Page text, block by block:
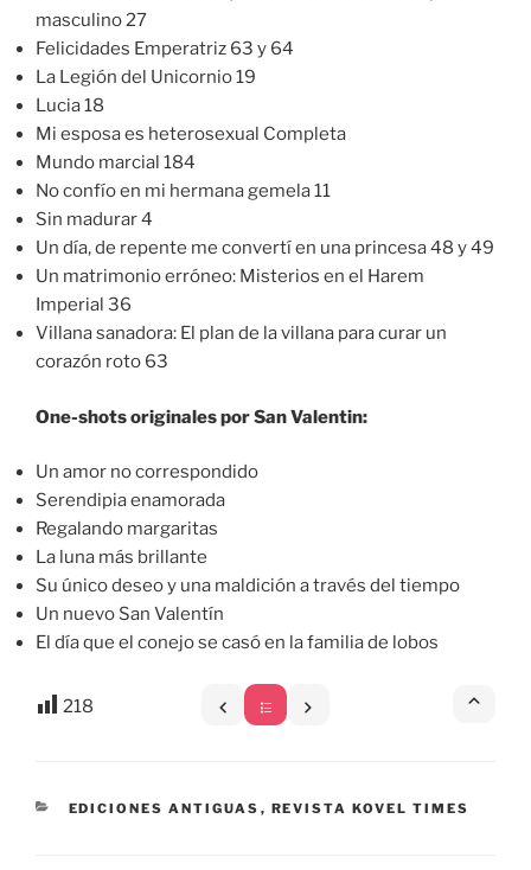
masculino 27
Felicidades Emperatriz 63 y 64
La Legión del Unicornio 19
Lucia 18
Mi esposa es heterosexual Completa
Mundo marcial 184
No confío en mi hermana gemela 11
Sin madurar 4
Un día, de repente me convertí en una princesa 48 y 49
Un matrimonio erróneo: Misterios en el Harem
Imperial 36
Villana sanadora: El plan de la villana para curar un
corazón roto 63
One-shots originales por San Valentin:
Un amor no correspondido
Serendipia enamorada
Regalando margaritas
La luna más brillante
Su único deseo y una maldición a través del tiempo
Un nuevo San Valentín
El día que el conejo se casó en la familia de lobos
218
CATEGORÍAS
EDICIONES ANTIGUAS , REVISTA KOVEL TIMES